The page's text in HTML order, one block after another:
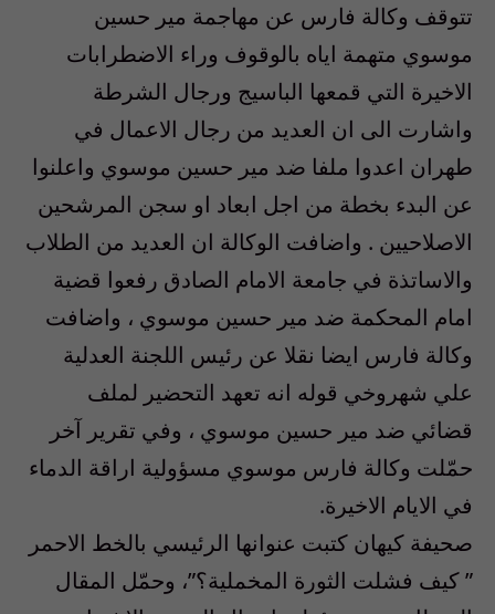
تتوقف وكالة فارس عن مهاجمة مير حسين
موسوي متهمة اياه بالوقوف وراء الاضطرابات
الاخيرة التي قمعها الباسيج ورجال الشرطة
واشارت الى ان العديد من رجال الاعمال في
طهران اعدوا ملفا ضد مير حسين موسوي واعلنوا
عن البدء بخطة من اجل ابعاد او سجن المرشحين
الاصلاحيين . واضافت الوكالة ان العديد من الطلاب
والاساتذة في جامعة الامام الصادق رفعوا قضية
امام المحكمة ضد مير حسين موسوي ، واضافت
وكالة فارس ايضا نقلا عن رئيس اللجنة العدلية
علي شهروخي قوله انه تعهد التحضير لملف
قضائي ضد مير حسين موسوي ، وفي تقرير آخر
حمّلت وكالة فارس موسوي مسؤولية اراقة الدماء
في الايام الاخيرة.
صحيفة كيهان كتبت عنوانها الرئيسي بالخط الاحمر
” كيف فشلت الثورة المخملية؟”، وحمّل المقال